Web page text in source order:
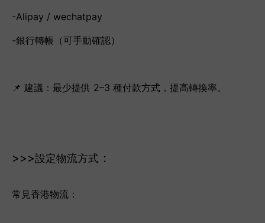
-Alipay / wechatpay
-銀行轉帳（可手動確認）
📌 建議：最少提供 2–3 種付款方式，提高轉換率。
>>>設定物流方式 ：
常見香港物流：